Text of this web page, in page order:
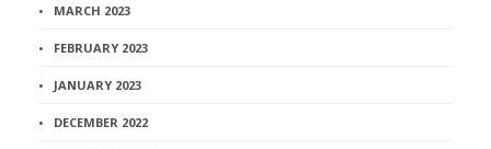
MARCH 2023
FEBRUARY 2023
JANUARY 2023
DECEMBER 2022